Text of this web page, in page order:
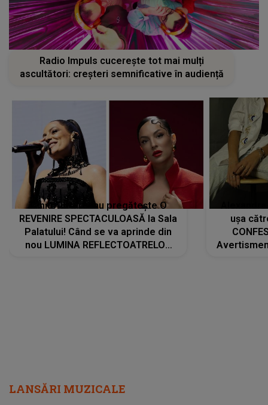
Radio Impuls cucerește tot mai mulți
ascultători: creșteri semnificative în audiență
Tania Turtureanu pregătește O
REVENIRE SPECTACULOASĂ la Sala
Palatului! Când se va aprinde din
nou LUMINA REFLECTOATRELOR
ușa
LANSĂRI MUZICALE